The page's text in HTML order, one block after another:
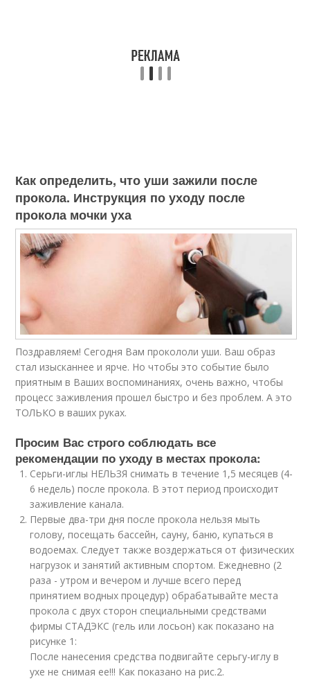
Как определить, что уши зажили после
прокола. Инструкция по уходу после
прокола мочки уха
Поздравляем! Сегодня Вам прокололи уши. Ваш образ
стал изысканнее и ярче. Но чтобы это событие было
приятным в Ваших воспоминаниях, очень важно, чтобы
процесс заживления прошел быстро и без проблем. А это
ТОЛЬКО в ваших руках.
Просим Вас строго соблюдать все
рекомендации по уходу в местах прокола:
Серьги-иглы НЕЛЬЗЯ снимать в течение 1,5 месяцев (4-
6 недель) после прокола. В этот период происходит
заживление канала.
Первые два-три дня после прокола нельзя мыть
голову, посещать бассейн, сауну, баню, купаться в
водоемах. Следует также воздержаться от физических
нагрузок и занятий активным спортом. Ежедневно (2
раза - утром и вечером и лучше всего перед
принятием водных процедур) обрабатывайте места
прокола с двух сторон специальными средствами
фирмы СТАДЭКС (гель или лосьон) как показано на
рисунке 1:
После нанесения средства подвигайте серьгу-иглу в
ухе не снимая ее!!! Как показано на рис.2.